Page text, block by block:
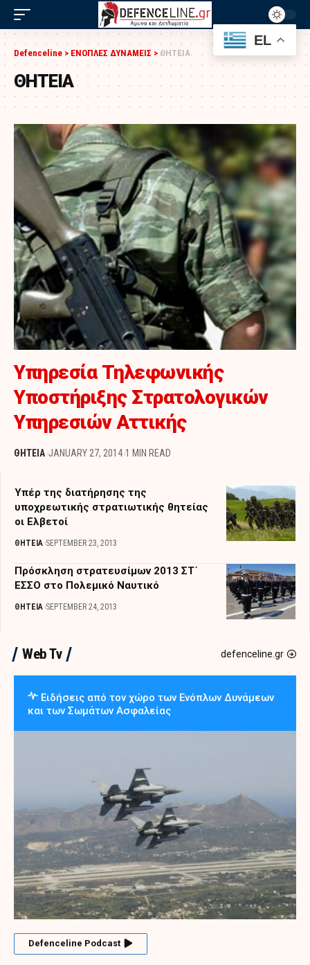
Defenceline > ΕΝΟΠΛΕΣ ΔΥΝΑΜΕΙΣ > ΘΗΤΕΙΑ
ΘΗΤΕΙΑ
Υπηρεσία Τηλεφωνικής
Υποστήριξης Στρατολογικών
Υπηρεσιών Αττικής
ΘΗΤΕΙΑ JANUARY 27, 2014 1 MIN READ
Υπέρ της διατήρησης της
υποχρεωτικής στρατιωτικής θητείας
οι Ελβετοί
ΘΗΤΕΙΑ SEPTEMBER 23, 2013
Πρόσκληση στρατευσίμων 2013 ΣΤ΄
ΕΣΣΟ στο Πολεμικό Ναυτικό
ΘΗΤΕΙΑ SEPTEMBER 24, 2013
Web Tv defenceline.gr
Ειδήσεις από τον χώρο των Ενόπλων Δυνάμεων
και των Σωμάτων Ασφαλείας
Defenceline Podcast
EL